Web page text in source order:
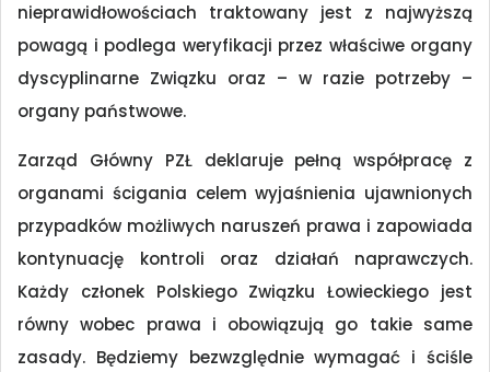
nieprawidłowościach traktowany jest z najwyższą
powagą i podlega weryfikacji przez właściwe organy
dyscyplinarne Związku oraz – w razie potrzeby –
organy państwowe.
Zarząd Główny PZŁ deklaruje pełną współpracę z
organami ścigania celem wyjaśnienia ujawnionych
przypadków możliwych naruszeń prawa i zapowiada
kontynuację kontroli oraz działań naprawczych.
Każdy członek Polskiego Związku Łowieckiego jest
równy wobec prawa i obowiązują go takie same
zasady. Będziemy bezwzględnie wymagać i ściśle